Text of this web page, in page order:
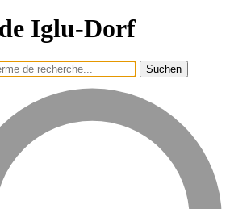
Iglu-Dorf